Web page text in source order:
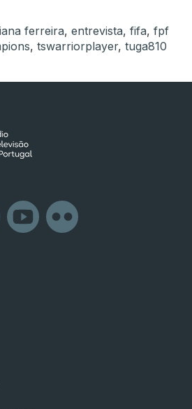
ferreira, entrevista, fifa, fpf
, tswarriorplayer, tuga810